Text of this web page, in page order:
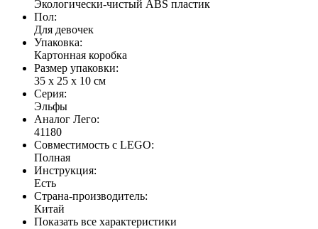
Экологически-чистый ABS пластик
Пол:
Для девочек
Упаковка:
Картонная коробка
Размер упаковки:
35 х 25 х 10 см
Серия:
Эльфы
Аналог Лего:
41180
Совместимость с LEGO:
Полная
Инструкция:
Есть
Страна-производитель:
Китай
Показать все характеристики